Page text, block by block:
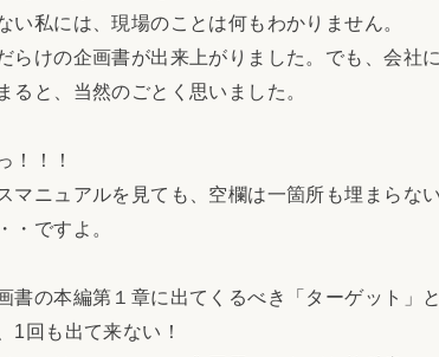
い私には、現場のことは何もわかりません。
けの企画書が出来上がりました。でも、会社
ると、当然のごとく思いました。
！！！
ニュアルを見ても、空欄は一箇所も埋まらない
ですよ。
書の本編第１章に出てくるべき「ターゲット」
1回も出て来ない！